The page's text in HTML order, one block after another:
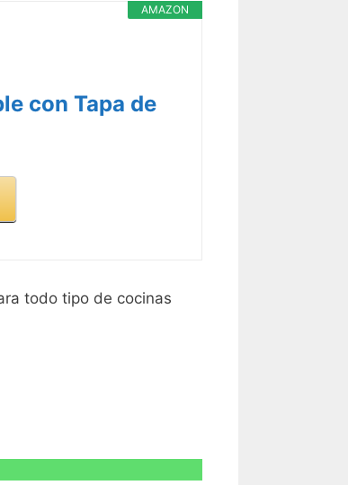
AMAZON
con Tapa de
todo tipo de cocinas